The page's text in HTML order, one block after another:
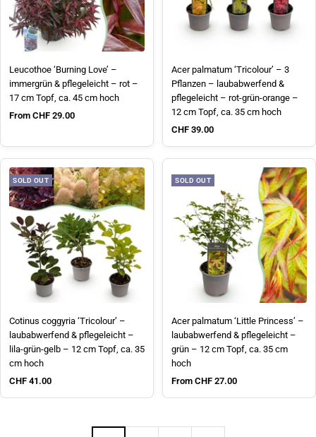
Leucothoe ‘Burning Love’ –
immergrün & pflegeleicht – rot –
17 cm Topf, ca. 45 cm hoch
Sale price
From CHF 29.00
Acer palmatum ‘Tricolour’ – 3
Pflanzen – laubabwerfend &
pflegeleicht – rot-grün-orange –
12 cm Topf, ca. 35 cm hoch
Sale price
CHF 39.00
SOLD OUT
Cotinus coggyria ‘Tricolour’ –
laubabwerfend & pflegeleicht –
lila-grün-gelb – 12 cm Topf, ca. 35
cm hoch
Sale price
CHF 41.00
SOLD OUT
Acer palmatum ‘Little Princess’ –
laubabwerfend & pflegeleicht –
grün – 12 cm Topf, ca. 35 cm
hoch
Sale price
From CHF 27.00